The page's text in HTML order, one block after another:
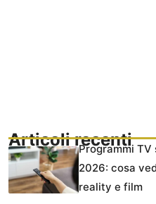
Articoli recenti
Programmi
2026: cosa
reality e film